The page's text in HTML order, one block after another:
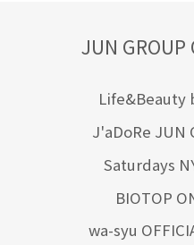
JUN GROUP
Life&Beauty
J'aDoRe JUN
Saturdays
BIOTOP
wa-syu